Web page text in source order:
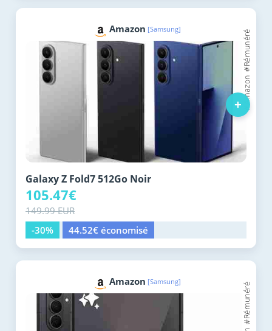
Amazon [Samsung]
Galaxy Z Fold7 512Go Noir
105.47€
149.99 EUR
-30%
44.52€ économisé
+
Amazon [Samsung]